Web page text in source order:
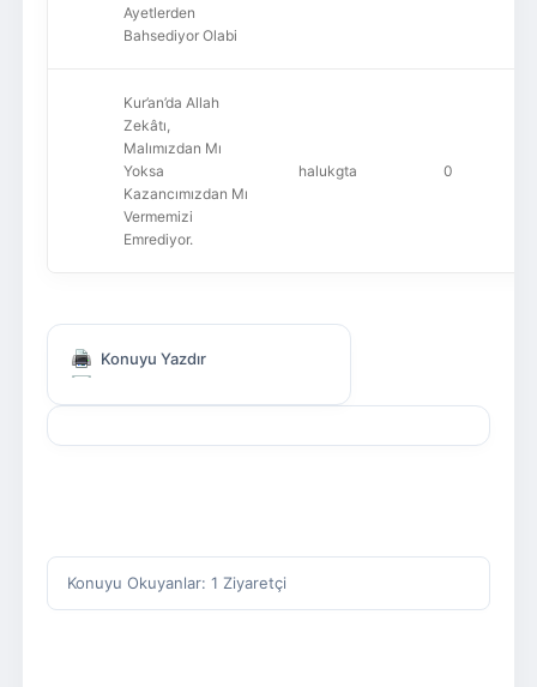
Ayetlerden
Bahsediyor Olabi
Kur’an’da Allah
Zekâtı,
Malımızdan Mı
Yoksa
Kazancımızdan Mı
Vermemizi
Emrediyor.
halukgta 0
Konuyu Yazdır
Konuyu Okuyanlar: 1 Ziyaretçi